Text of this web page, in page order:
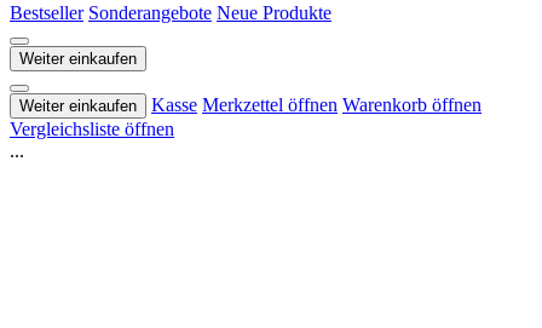
Bestseller Sonderangebote Neue Produkte
Weiter einkaufen
Weiter einkaufen Kasse Merkzettel öffnen Warenkorb öffnen
Vergleichsliste öffnen
...